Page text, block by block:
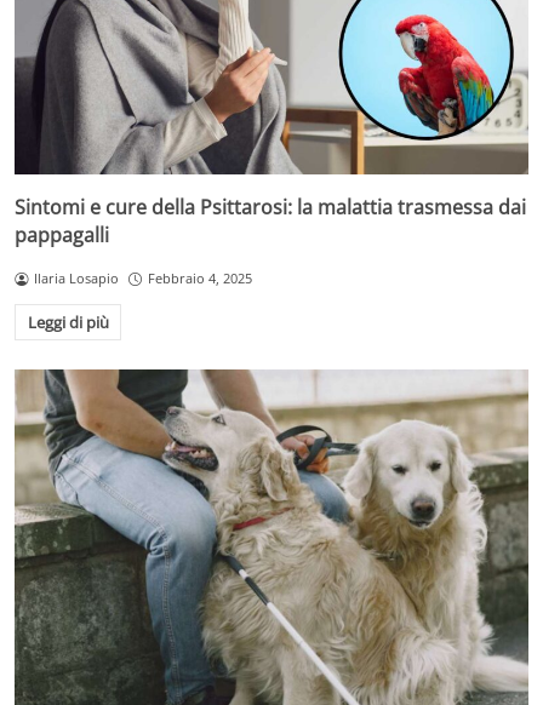
Sintomi e cure della Psittarosi: la malattia trasmessa dai
pappagalli
Ilaria Losapio Febbraio 4, 2025
Leggi di più